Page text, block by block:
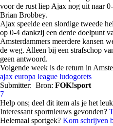
voor de rust liep Ajax nog uit naar
Brian Brobbey.
Ajax speelde een slordige tweede
op 0-4 dankzij een derde doelpunt
Amsterdammers meerdere kansen
de weg. Alleen bij een strafschop
geen antwoord.
Volgende week is de return in
ajax europa league ludogorets
Submitter: Bron: FOK!sport
7
Help ons; deel dit item als je het
Interessant sportnieuws gevonden?
Helemaal sportgek? Kom schrijven